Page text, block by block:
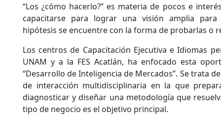
“Los ¿cómo hacerlo?” es materia de pocos e
capacitarse para lograr una visión amplia
hipótesis se encuentre con la forma de probarlas o
Los centros de Capacitación Ejecutiva e Idiomas
UNAM y a la FES Acatlán, ha enfocado esta
“Desarrollo de Inteligencia de Mercados”. Se trata
de interacción multidisciplinaria en la que
diagnosticar y diseñar una metodología que
tipo de negocio es el objetivo principal.